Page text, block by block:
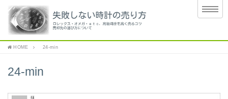
HOME 24-min
24-min